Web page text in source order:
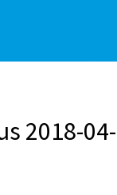
2018-